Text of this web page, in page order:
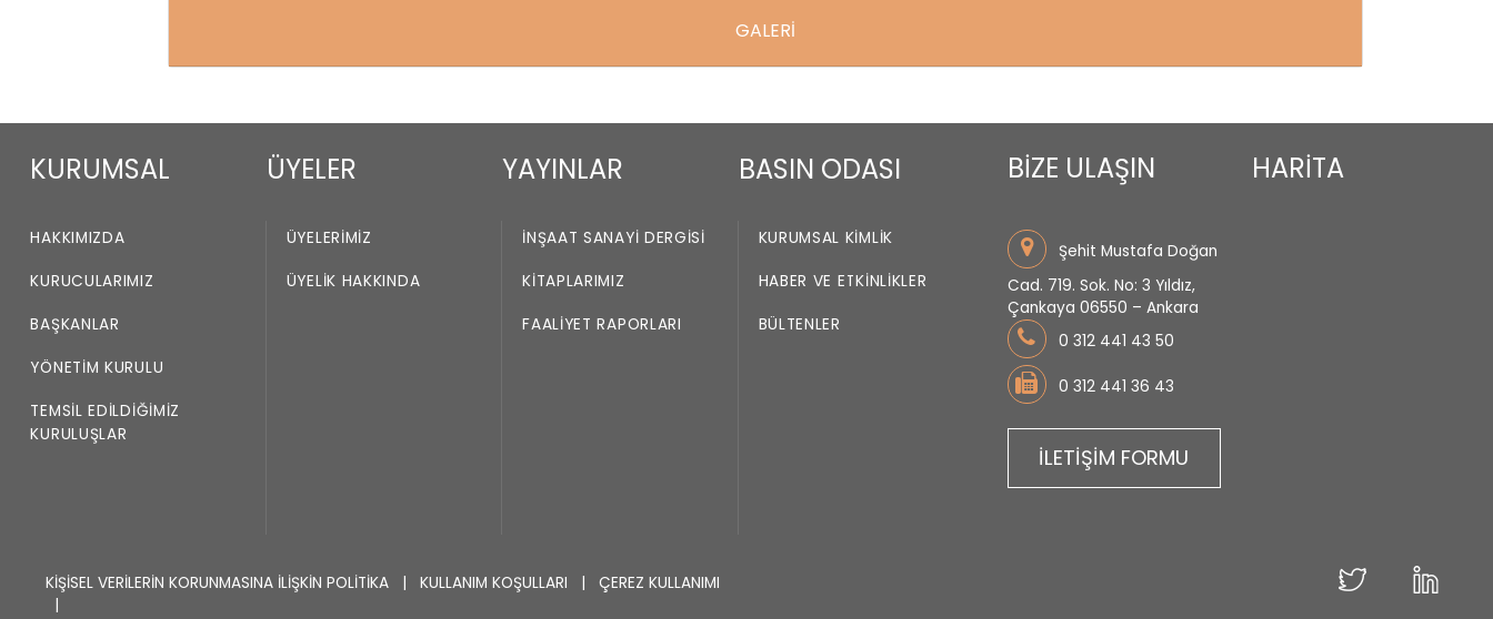
GALERİ
KURUMSAL
HAKKIMIZDA
KURUCULARIMIZ
BAŞKANLAR
YÖNETIM KURULU
TEMSIL EDILDIĞIMIZ
KURULUŞLAR
ÜYELER
ÜYELERIMIZ
ÜYELIK HAKKINDA
YAYINLAR
İNŞAAT SANAYI DERGISI
KITAPLARIMIZ
FAALIYET RAPORLARI
BASIN ODASI
KURUMSAL KIMLIK
HABER VE ETKINLIKLER
BÜLTENLER
BİZE ULAŞIN
Şehit Mustafa Doğan
Cad. 719. Sok. No: 3 Yıldız,
Çankaya 06550 – Ankara
0 312 441 43 50
0 312 441 36 43
İLETİŞİM FORMU
HARİTA
KİŞİSEL VERİLERİN KORUNMASINA İLİŞKİN POLİTİKA |KULLANIM KOŞULLARI |ÇEREZ KULLANIMI
|